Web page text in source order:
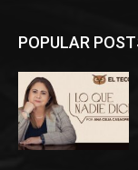
POPULAR